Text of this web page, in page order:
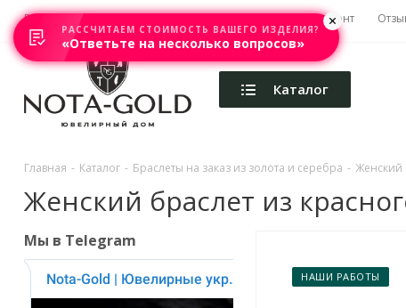
Главная Акции Каталоги Изготовление Ремонт
Каталог
Главная - Каталог - Браслеты на заказ из золота и серебра - Женский
Женский браслет из
НАШИ РАБОТЫ
Мы в Telegram
РАССЧИТАЕМ СТОИМОСТЬ ВАШЕГО ИЗДЕЛИЯ?
«Ответьте на несколько вопросов»